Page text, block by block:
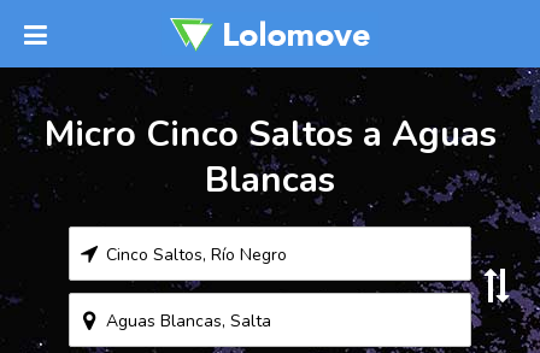
Micro Cinco Saltos a Aguas
Blancas